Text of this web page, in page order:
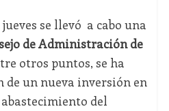
se llevó a cabo una
de Administración de
otros puntos, se ha
un nueva inversión en
del